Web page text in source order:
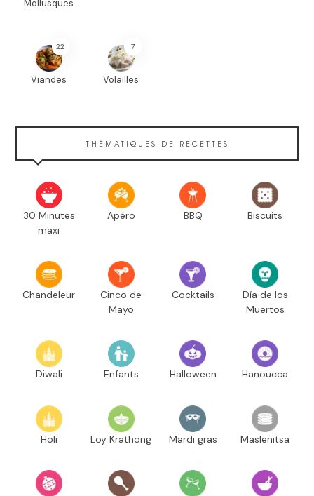
Mollusques
22
Viandes
7
Volailles
THÉMATIQUES DE RECETTES
30 Minutes
maxi
Apéro BBQ Biscuits
Chandeleur
Cinco de
Mayo
Cocktails
Día de los
Muertos
Diwali Enfants Halloween Hanoucca
Holi Loy Krathong Mardi gras Maslenitsa